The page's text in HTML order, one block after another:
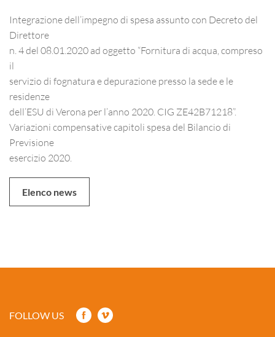
Integrazione dell’impegno di spesa assunto con Decreto del
Direttore
n. 4 del 08.01.2020 ad oggetto “Fornitura di acqua, compreso
il
servizio di fognatura e depurazione presso la sede e le
residenze
dell’ESU di Verona per l’anno 2020. CIG ZE42B71218”.
Variazioni compensative capitoli spesa del Bilancio di
Previsione
esercizio 2020.
Elenco news
FOLLOW US